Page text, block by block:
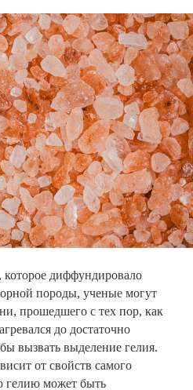
которое диффундировало
породы, ученые могут
прошедшего с тех пор, как
до достаточно
вызвать выделение гелия.
от свойств самого
гелию может быть